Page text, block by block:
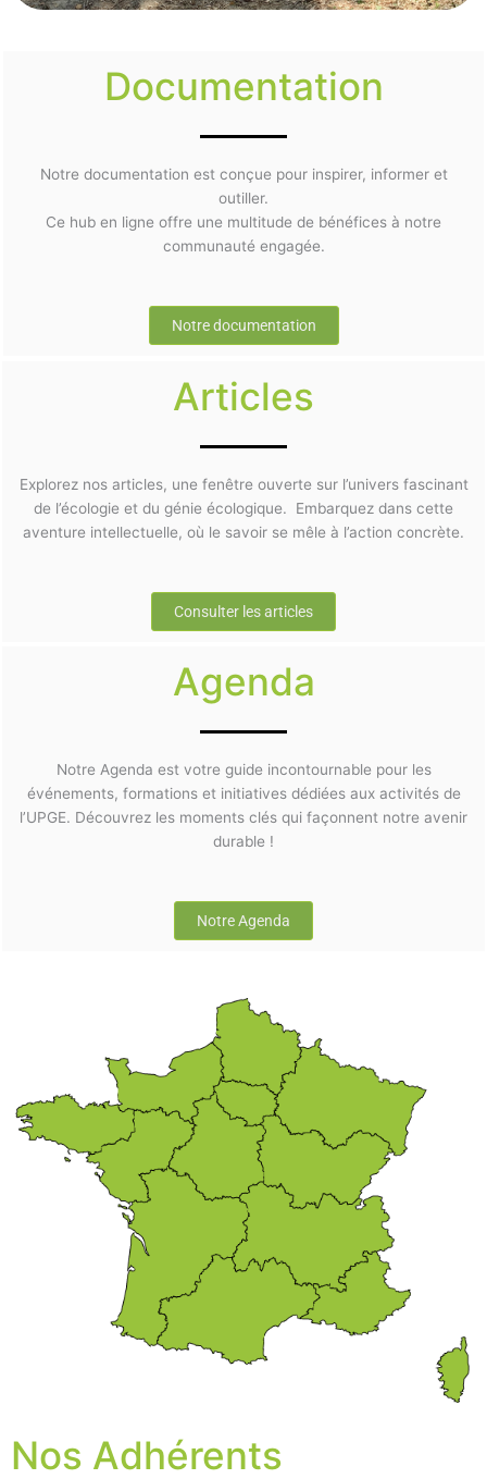
Documentation
Notre documentation est conçue pour inspirer, informer et
outiller.
Ce hub en ligne offre une multitude de bénéfices à notre
communauté engagée.
Notre documentation
Articles
Explorez nos articles, une fenêtre ouverte sur l’univers fascinant
de l’écologie et du génie écologique. Embarquez dans cette
aventure intellectuelle, où le savoir se mêle à l’action concrète.
Consulter les articles
Agenda
Notre Agenda est votre guide incontournable pour les
événements, formations et initiatives dédiées aux activités de
l’UPGE. Découvrez les moments clés qui façonnent notre avenir
durable !
Notre Agenda
Nos Adhérents